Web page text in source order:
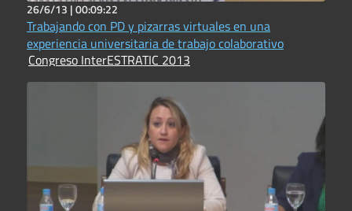
26/6/13 |00:09:22
Trabajando con PD y pizarras virtuales en una
experiencia universitaria de trabajo colaborativo
Congreso InterESTRATIC 2013